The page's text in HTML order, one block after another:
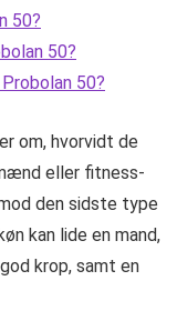
50?
50?
50?
om, hvorvidt de
eller fitness-
den sidste type
kan lide en mand,
krop, samt en